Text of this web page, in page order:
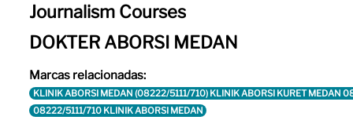
Journalism Courses
DOKTER ABORSI MEDAN
Marcas relacionadas:
KLINIK ABORSI MEDAN (08222/5111/710) KLINIK ABORSI KURET MEDAN
08222/5111/710 KLINIK ABORSI MEDAN